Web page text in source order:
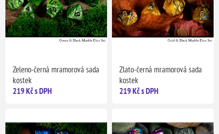
Zeleno-černá mramorová sada
kostek
219 Kč s DPH
Zlato-černá mramorová sada
kostek
219 Kč s DPH